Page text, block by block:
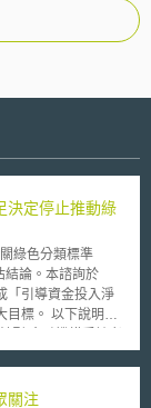
決定停止推動綠
綠色分類標準
結論。本諮詢於
「引導資金投入淨
說明利
作為投資考量之其
革等，始為有效引
關注